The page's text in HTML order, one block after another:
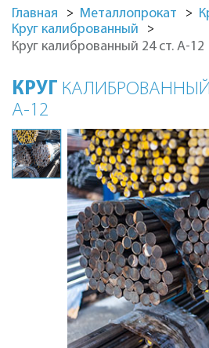
Главная Металлопрокат
Круг калиброванный
Круг калиброванный 24 ст. А-12
КРУГ
А-12